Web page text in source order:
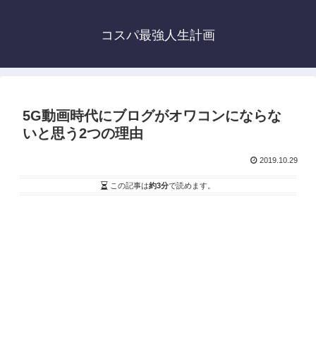
コスパ最強人生計画
5G動画時代にブログがオワコンにならな
いと思う2つの理由
2019.10.29
この記事は約3分で読めます。